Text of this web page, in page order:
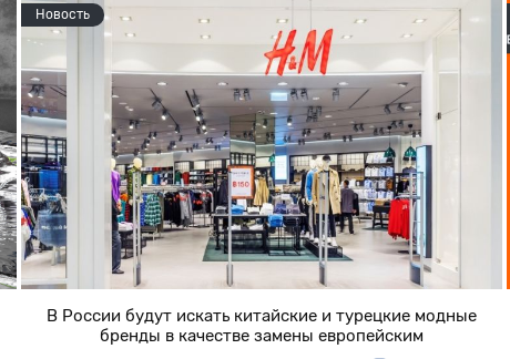
Новость
В России будут искать китайские и турецкие модные
бренды в качестве замены европейским